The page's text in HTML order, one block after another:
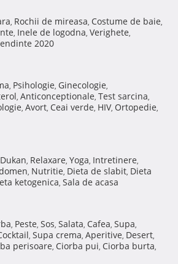
, Rochii de mireasa, Costume de baie,
, Inele de logodna, Verighete,
2020
, Psihologie, Ginecologie,
, Anticonceptionale, Test sarcina,
, Avort, Ceai verde, HIV, Ortopedie,
, Relaxare, Yoga, Intretinere,
, Nutritie, Dieta de slabit, Dieta
ketogenica, Sala de acasa
, Peste, Sos, Salata, Cafea, Supa,
, Supa crema, Aperitive, Desert,
perisoare, Ciorba pui, Ciorba burta,